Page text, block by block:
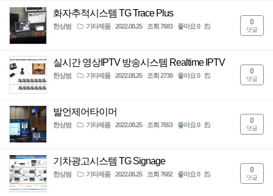
로그인
고객센터
설치사례
회사소개
0
댓글
화자추적시스템 TG Trace Plus
한상범 기타제품 2022.08.25 조회 7683 좋아요 0
0
댓글
실시간 영상IPTV 방송시스템 Realtime IPTV
한상범 기타제품 2022.08.25 조회 2738 좋아요 0
0
댓글
발언제어타이머
한상범 기타제품 2022.08.25 조회 7653 좋아요 0
0
댓글
기차광고시스템 TG Signage
한상범 기타제품 2022.08.25 조회 7682 좋아요 0